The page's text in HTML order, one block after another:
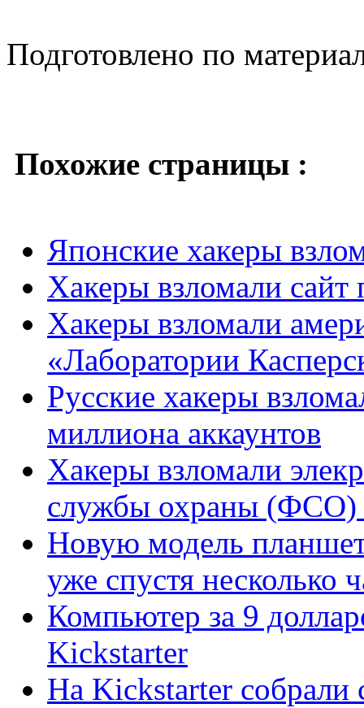
Подготовлено по
Похожие страницы :
Японские хакеры
Хакеры взломали сайт
Хакеры взломали
«Лаборатории
Русские хакеры
миллиона аккаунтов
Хакеры взломали
службы охраны (ФСО)
Новую модель
уже спустя несколько
Компьютер за 9
Kickstarter
На Kickstarter собрали